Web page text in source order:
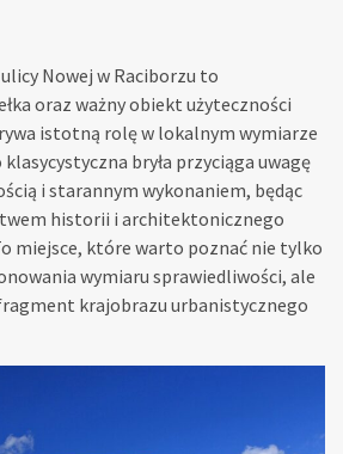
Nowej w Raciborzu to
oraz ważny obiekt użyteczności
istotną rolę w lokalnym wymiarze
bryła przyciąga uwagę
i starannym wykonaniem, będąc
historii i architektonicznego
miejsce, które warto poznać nie tylko
wymiaru sprawiedliwości, ale
krajobrazu urbanistycznego